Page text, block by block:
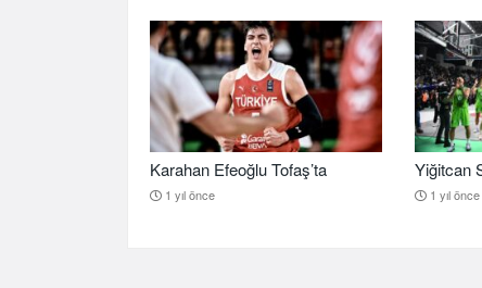
Karahan Efeoğlu Tofaş’ta
1 yıl önce
Yiğitcan
1 yıl önce